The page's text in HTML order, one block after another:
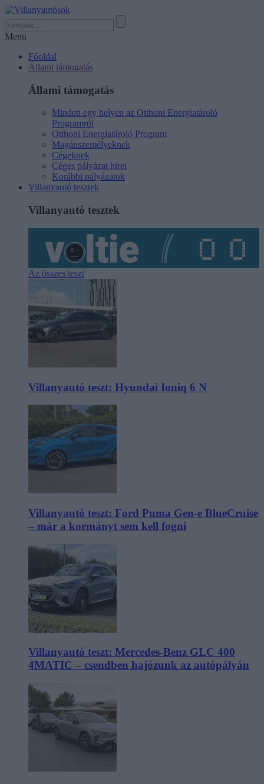
Menü
Főoldal
Állami támogatás
Állami támogatás
Minden egy helyen az Otthoni Energiatároló
Programról
Otthoni Energiatároló Program
Magánszemélyeknek
Cégeknek
Céges pályázat hírei
Korábbi pályázatok
Villanyautó tesztek
Villanyautó tesztek
Az összes teszt
Villanyautó teszt: Hyundai Ioniq 6 N
Villanyautó teszt: Ford Puma Gen-e BlueCruise
– már a kormányt sem kell fogni
Villanyautó teszt: Mercedes-Benz GLC 400
4MATIC – csendben hajózunk az autópályán